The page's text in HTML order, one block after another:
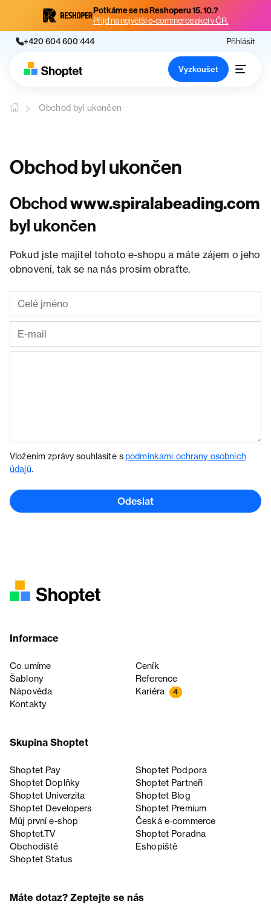
Potkáme se na Reshoperu 15. 10.?
Přijď na největší e-commerce akci v ČR.
+420 604 600 444 Přihlásit
Vyzkoušet
Obchod byl ukončen
Obchod byl ukončen
Obchodwww.spiralabeading.com
byl ukončen
Pokud jste majitel tohoto e-shopu a máte zájem o jeho
obnovení, tak se na nás prosím obraťte.
Vložením zprávy souhlasíte spodmínkami ochrany osobních
údajů.
Odeslat
Informace
Co umíme
Ceník
Šablony
Reference
Nápověda
Kariéra 4
Kontakty
Skupina Shoptet
Shoptet Pay
Shoptet Podpora
Shoptet Doplňky
Shoptet Partneři
Shoptet Univerzita
Shoptet Blog
Shoptet Developers
Shoptet Premium
Můj první e-shop
Česká e‑commerce
Shoptet.TV
Shoptet Poradna
Obchodiště
Eshopiště
Shoptet Status
Máte dotaz? Zeptejte se nás